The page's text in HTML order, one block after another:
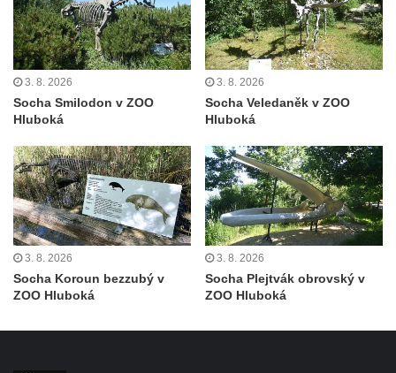
Socha Iásón v ZOO Leipzig
Socha Mladý slon v ZOO Leipzig
Socha Býk v ZOO Dresden
Socha Uprchlý otrok bojuje s divokým psem
Socha krokodýla v ZOO Dresden
Socha slona v ZOO Dresden
Socha Faun s medvíďaty v ZOO Dresden
Socha divokého prasete před vstupem do
ZOO Dresden
Socha světce severně od Lužce nad
3. 8. 2026
Socha Smilodon v ZOO
Hluboká
3. 8. 2026
Socha Veledaněk v ZOO
Hluboká
3. 8. 2026
Socha Koroun bezzubý v
ZOO Hluboká
3. 8. 2026
Socha Plejtvák obrovský v
ZOO Hluboká